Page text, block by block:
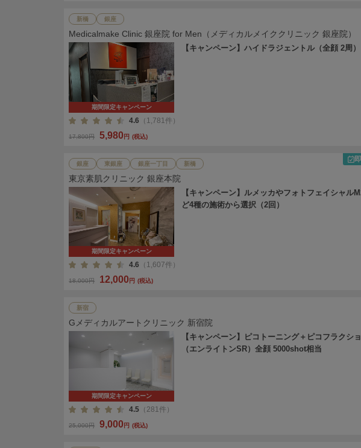
新橋 銀座
Medicalmake Clinic 銀座院 for Men（メディカルメイククリニック 銀座院）
期間限定キャンペーン
【キャンペーン】ハイドラジェントル（全顔 2周）
4.6 （1,781件）
17,800円 5,980円 (税込)
銀座 東銀座 銀座一丁目 新橋
東京素肌クリニック 銀座本院
期間限定キャンペーン
【キャンペーン】ルメッカやフォトフェイシャル
ど4種の施術から選択（2回）
4.6 （1,607件）
18,000円 12,000円 (税込)
新宿
Gメディカルアートクリニック 新宿院
期間限定キャンペーン
【キャンペーン】ピコトーニング＋ピコフラクシ
（エンライトンSR）全顔 5000shot相当
4.5 （281件）
25,000円 9,000円 (税込)